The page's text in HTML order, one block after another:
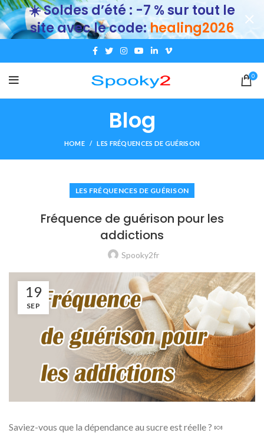
0
Blog
HOME LES FRÉQUENCES DE GUÉRISON
LES FRÉQUENCES DE GUÉRISON
Fréquence de guérison pour les
addictions
Spooky2fr
19
SEP
Saviez-vous que la dépendance au sucre est réelle ? 🍬
☀️ Soldes d’été : -7 % sur tout le
site avec le code:healing2026